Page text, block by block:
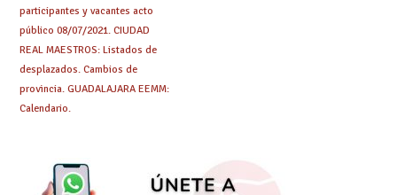
participantes y vacantes acto
público 08/07/2021. CIUDAD
REAL MAESTROS: Listados de
desplazados. Cambios de
provincia. GUADALAJARA EEMM:
Calendario.